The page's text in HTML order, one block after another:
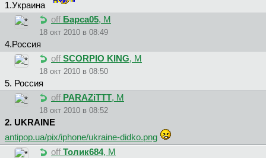
1.Украина
off Барса05, М
18 окт 2010 в 08:49
4.Россия
off SCORPIO KING, М
18 окт 2010 в 08:50
5. Россия
off PARAZiTTT, М
18 окт 2010 в 08:52
2. UKRAINE
antipop.ua/pix/iphone/ukraine-didko.png
off Толик684, М